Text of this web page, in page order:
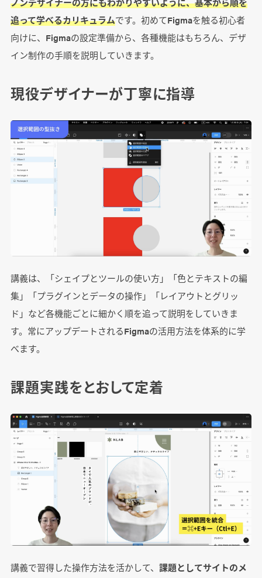
追って学べるカリキュラムです。初めてFigmaを触る初心者
向けに、Figmaの設定準備から、各種機能はもちろん、デザ
イン制作の手順を説明していきます。
現役デザイナーが丁寧に指導
講義は、「シェイプとツールの使い方」「色とテキストの編
集」「プラグインとデータの操作」「レイアウトとグリッ
ド」など各機能ごとに細かく順を追って説明をしていきま
す。常にアップデートされるFigmaの活用方法を体系的に学
べます。
課題実践をとおして定着
講義で習得した操作方法を活かして、 課題としてサイトのメ